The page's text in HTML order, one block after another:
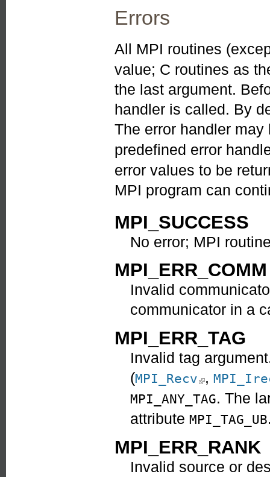
Errors
All MPI routines
value; C routines as
the last argument.
handler is called. By
The error handler
predefined error
error values to be
MPI program can
MPI_SUCCESS
No error; MPI
MPI_ERR_COMM
Invalid
communicator in a
MPI_ERR_TAG
Invalid tag
(MPI_Recv (link is
,
MPI_ANY_TAG. The
attributeMPI_TAG_UB
MPI_ERR_RANK
Invalid source or